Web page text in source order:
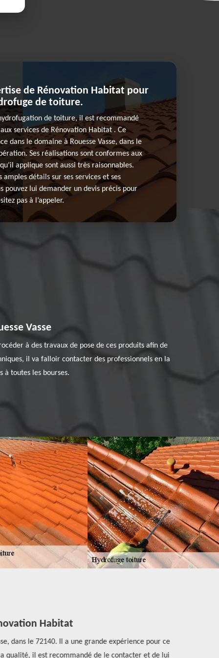
de Rénovation Habitat pour
de toiture.
de toiture, il est recommandé
services de Rénovation Habitat . Ce
dans le domaine à Rouesse Vasse, dans le
Ses réalisations sont conformes aux
applique sont aussi très raisonnables.
détails sur ses services et ses
pouvez lui demander un devis précis pour
pas à l’appeler.
Vasse
à des travaux de pose de ces produits afin de
il va falloir contacter des professionnels en la
à toutes les bourses.
Habitat
dans le 72140. Il a une grande expérience pour ce
qualité, il est recommandé de le contacter et de lui